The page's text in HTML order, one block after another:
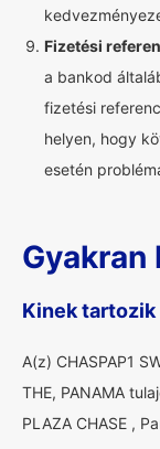
Fizetési
a bankod
fizetési
helyen, hogy
esetén
Kinek tartozik
A(z) CHASPAP1
THE, PANAMA
PLAZA CHASE ,